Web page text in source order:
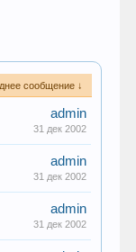
сообщение ↓
admin
31 дек 2002
admin
31 дек 2002
admin
31 дек 2002